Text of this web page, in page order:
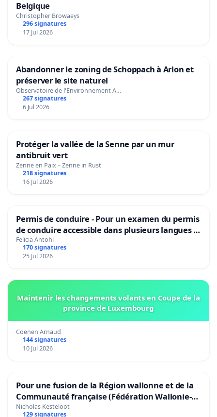
Belgique
Christopher Browaeys
296 signatures
17 Jul 2026
Abandonner le zoning de Schoppach à Arlon et
préserver le site naturel
Observatoire de l'Environnement A…
267 signatures
6 Jul 2026
Protéger la vallée de la Senne par un mur
antibruit vert
Zenne en Paix – Zenne in Rust
218 signatures
16 Jul 2026
Permis de conduire - Pour un examen du permis
de conduire accessible dans plusieurs langues à
Bruxelles
Felicia Antohi
170 signatures
25 Jul 2026
Maintenir les changements volants en Coupe de la
province de Luxembourg
Coenen Arnaud
144 signatures
10 Jul 2026
Pour une fusion de la Région wallonne et de la
Communauté française (Fédération Wallonie-
Bruxelles)
Nicholas Kesteloot
129 signatures